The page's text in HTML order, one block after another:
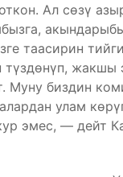
Ал сөзү
таасирин
түздөнүп, жакшы
Муну биздин
улам
эмес, — дейт